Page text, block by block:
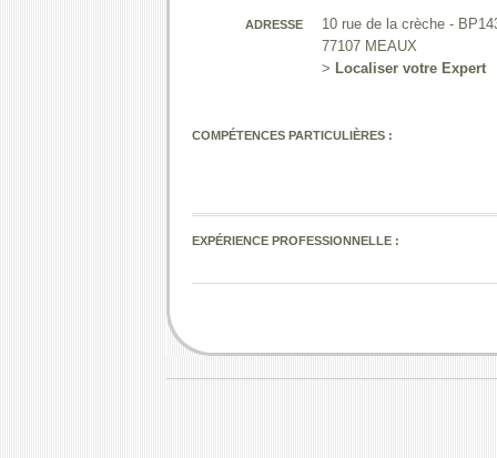
ADRESSE
10 rue de la crèche -
77107 MEAUX
> Localiser votre Expert
COMPÉTENCES PARTICULIÈRES :
EXPÉRIENCE PROFESSIONNELLE :